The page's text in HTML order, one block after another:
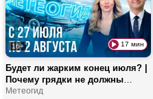
16+ 17 мин
Будет ли жарким конец июля? |
Почему грядки не должны
пустовать? | Огромные кабачки
Метеогид